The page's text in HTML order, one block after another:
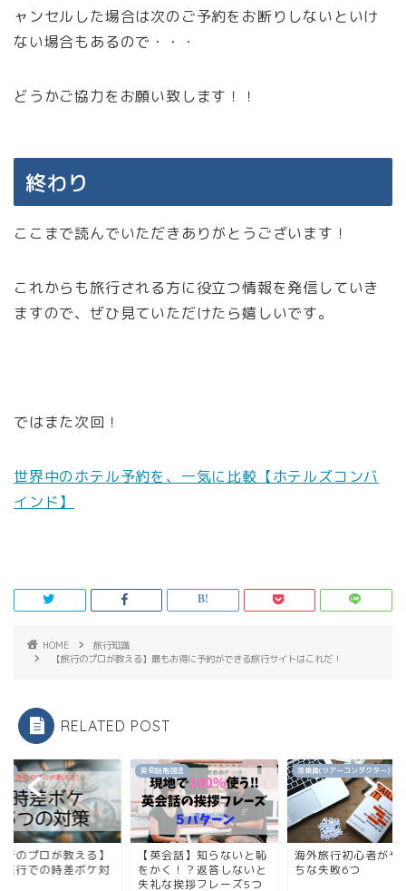
ャンセルした場合は次のご予約をお断りしないといけ
ない場合もあるので・・・
どうかご協力をお願い致します！！
終わり
ここまで読んでいただきありがとうございます！
これからも旅行される方に役立つ情報を発信していき
ますので、ぜひ見ていただけたら嬉しいです。
ではまた次回！
世界中のホテル予約を、一気に比較【ホテルズコンバ
インド】
HOME
旅行知識
【旅行のプロが教える】最もお得に予約ができる旅行サイトはこれだ！
RELATED POST
る】
ケ対
英会話勉強法
【英会話】知らないと恥
をかく！？返答しないと
失礼な挨拶フレーズ5つ
添乗員(ツアーコンダクター)
海外旅行初心者がやりが
ちな失敗6つ
旅行知
【旅